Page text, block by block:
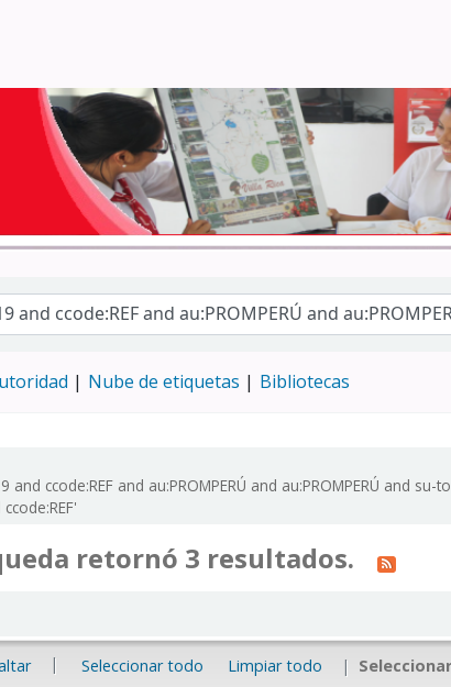
Nube de etiquetas Bibliotecas
ccode:REF and au:PROMPERÚ and au:PROMPERÚ and
retornó 3 resultados.
Seleccionar todo Limpiar todo